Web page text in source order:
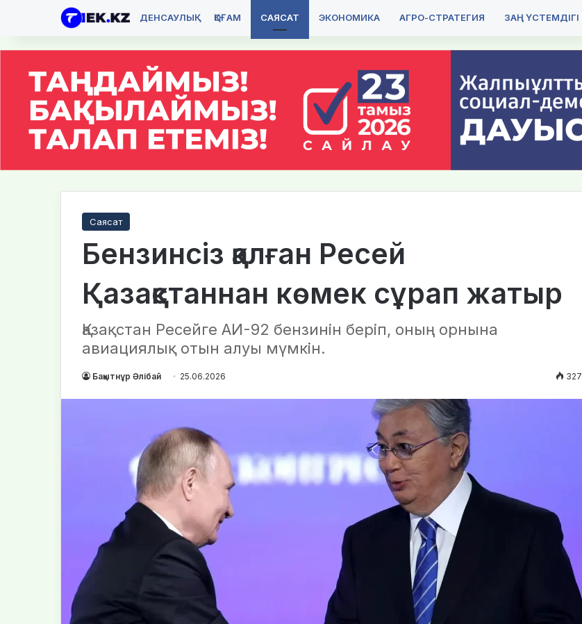
ДЕНСАУЛЫҚ ҚОҒАМ САЯСАТ ЭКОНОМИКА АГРО-СТРАТЕГИЯ ЗАҢ ҮСТЕМДІГІ
Саясат
Бензинсіз қалған Ресей
Қазақстаннан көмек сұрап жатыр
Қазақстан Ресейге АИ-92 бензинін беріп, оның орнына
авиациялық отын алуы мүмкін.
Бақытнұр Әлібай 25.06.2026 327